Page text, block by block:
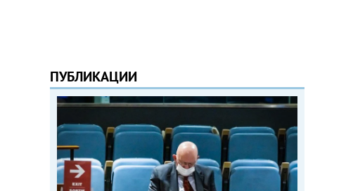
ПУБЛИКАЦИИ